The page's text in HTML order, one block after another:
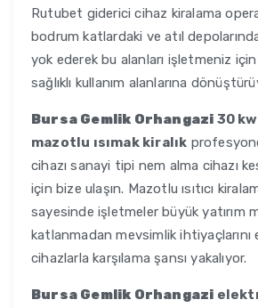
Rutubet giderici cihaz kiralama
bodrum katlardaki ve atıl
yok ederek bu alanları işletmeniz
sağlıklı kullanım alanlarına
Bursa Gemlik Orhangazi 30 kw
mazotlu ısımak kiralık
cihazı sanayi tipi nem alma cihazı
için bize ulaşın. Mazotlu ısıtıcı
sayesinde işletmeler büyük yatırım
katlanmadan mevsimlik
cihazlarla karşılama şansı yakalıyor.
Bursa Gemlik Orhangazi